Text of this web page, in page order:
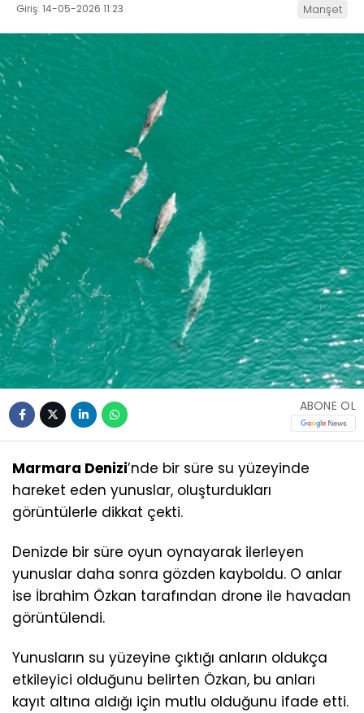
Giriş: 14-05-2026 11:23 Manşet
ABONE OL
Marmara Denizi’nde bir süre su yüzeyinde
hareket eden yunuslar, oluşturdukları
görüntülerle dikkat çekti.
Denizde bir süre oyun oynayarak ilerleyen
yunuslar daha sonra gözden kayboldu. O anlar
ise İbrahim Özkan tarafından drone ile havadan
görüntülendi.
Yunusların su yüzeyine çıktığı anların oldukça
etkileyici olduğunu belirten Özkan, bu anları
kayıt altına aldığı için mutlu olduğunu ifade etti.